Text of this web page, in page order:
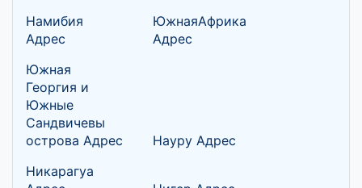
Намибия
Адрес
ЮжнаяАфрика
Адрес
Южная
Георгия и
Южные
Сандвичевы
острова Адрес
Науру Адрес
Никарагуа